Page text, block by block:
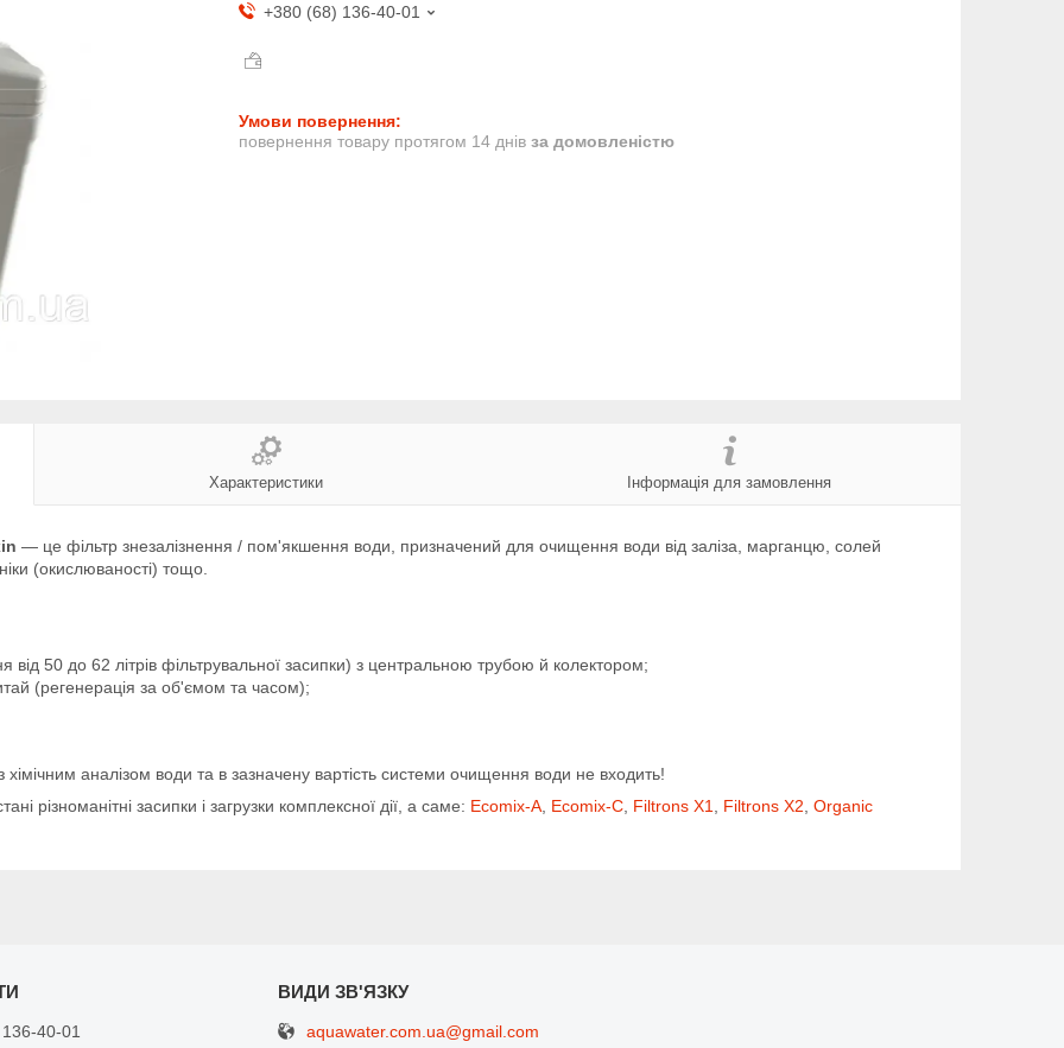
+380 (68) 136-40-01
повернення товару протягом 14 днів за домовленістю
Характеристики Інформація для замовлення
— це фільтр знезалізнення / пом'якшення води, призначений для очищення води від заліза, марганцю, солей
(окислюваності) тощо.
50 до 62 літрів фільтрувальної засипки) з центральною трубою й колектором;
(регенерація за об'ємом та часом);
хімічним аналізом води та в зазначену вартість системи очищення води не входить!
різноманітні засипки і загрузки комплексної дії, а саме: Ecomix-A Ecomix-C Filtrons X1 Filtrons X2 Organic
40-01 aquawater.com.ua@gmail.com